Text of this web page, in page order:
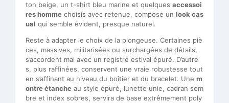
ton beige, un t-shirt bleu marine et quelques accessoi
res homme choisis avec retenue, compose un look cas
ual qui semble évident, presque naturel.
Reste à adapter le choix de la plongeuse. Certaines piè
ces, massives, militarisées ou surchargées de détails,
s’accordent mal avec un registre estival épuré. D’autre
s, plus raffinées, conservent une vraie robustesse tout
en s’affinant au niveau du boîtier et du bracelet. Une m
ontre étanche au style épuré, lunette unie, cadran som
bre et index sobres, servira de base extrêmement poly